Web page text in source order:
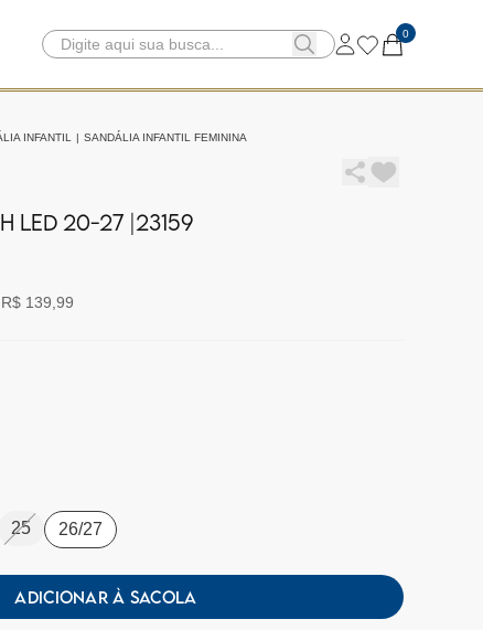
0
INFANTIL | SANDÁLIA INFANTIL FEMININA
LED 20-27 |23159
139,99
25 26/27
ADICIONAR À SACOLA